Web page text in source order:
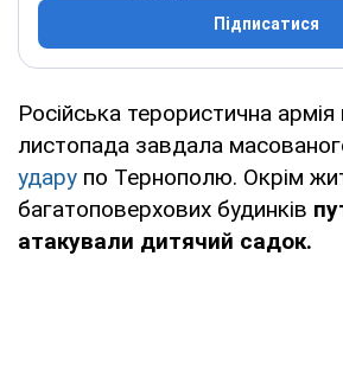
Підписатися
Російська терористична армія
листопада завдала
удару по Тернополю. Окрім
багатоповерхових будинків
атакували дитячий садок.